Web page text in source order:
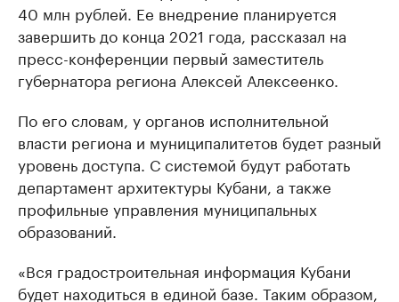
40 млн рублей. Ее внедрение планируется
завершить до конца 2021 года, рассказал на
пресс-конференции первый заместитель
губернатора региона Алексей Алексеенко.
По его словам, у органов исполнительной
власти региона и муниципалитетов будет разный
уровень доступа. С системой будут работать
департамент архитектуры Кубани, а также
профильные управления муниципальных
образований.
«Вся градостроительная информация Кубани
будет находиться в единой базе. Таким образом,